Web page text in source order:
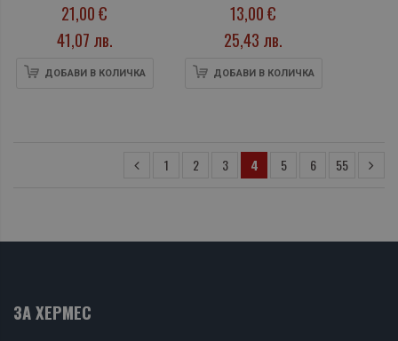
21,00 €
41,07 лв.
ДОБАВИ В КОЛИЧКА
13,00 €
25,43 лв.
ДОБАВИ В КОЛИЧКА
1 2 3 4 5 6 55
ЗА ХЕРМЕС